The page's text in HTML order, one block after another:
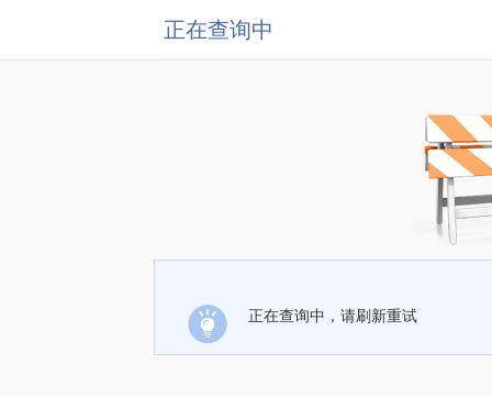
正在查询中
正在查询中，请刷新重试